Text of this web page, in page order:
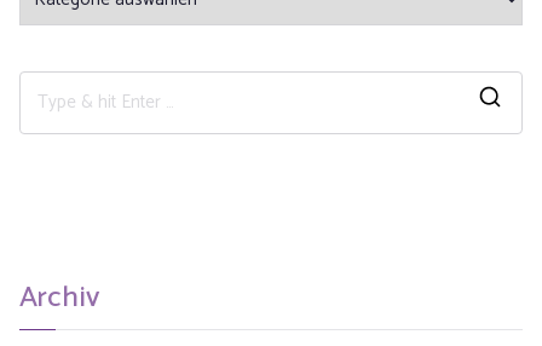
Archiv